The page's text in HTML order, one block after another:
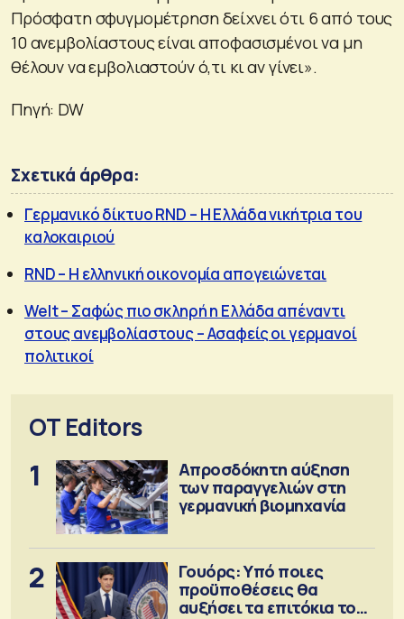
Πρόσφατη σφυγμομέτρηση δείχνει ότι 6 από τους
10 ανεμβολίαστους είναι αποφασισμένοι να μη
θέλουν να εμβολιαστούν ό,τι κι αν γίνει».
Πηγή: DW
Σχετικά άρθρα:
Γερμανικό δίκτυο RND – Η Ελλάδα νικήτρια του
καλοκαιριού
RND – Η ελληνική οικονομία απογειώνεται
Welt – Σαφώς πιο σκληρή η Ελλάδα απέναντι
στους ανεμβολίαστους – Ασαφείς οι γερμανοί
πολιτικοί
OT Editors
1
Απροσδόκητη αύξηση
των παραγγελιών στη
γερμανική βιομηχανία
2
Γουόρς: Υπό ποιες
προϋποθέσεις θα
αυξήσει τα επιτόκια τον